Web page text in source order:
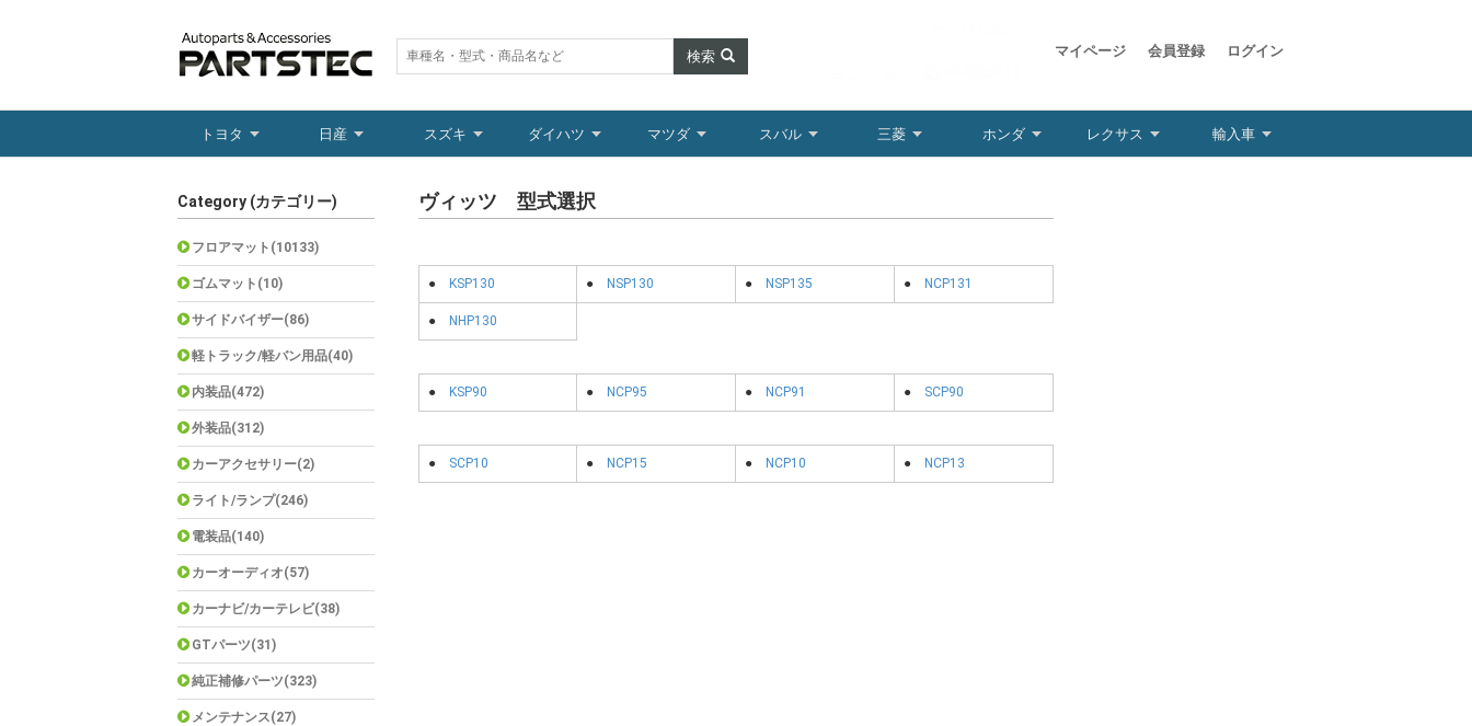
検索 マイページ 会員登録 ログイン
トヨタ 日産 スズキ ダイハツ マツダ スバル 三菱 ホンダ レクサス 輸入車
Category (カテゴリー)
フロアマット(10133)
ゴムマット(10)
サイドバイザー(86)
軽トラック/軽バン用品(40)
内装品(472)
外装品(312)
カーアクセサリー(2)
ライト/ランプ(246)
電装品(140)
カーオーディオ(57)
カーナビ/カーテレビ(38)
GTパーツ(31)
純正補修パーツ(323)
メンテナンス(27)
ヴィッツ 型式選択
● KSP130 ● NSP130 ● NSP135 ● NCP131
● NHP130
● KSP90 ● NCP95 ● NCP91 ● SCP90
● SCP10 ● NCP15 ● NCP10 ● NCP13